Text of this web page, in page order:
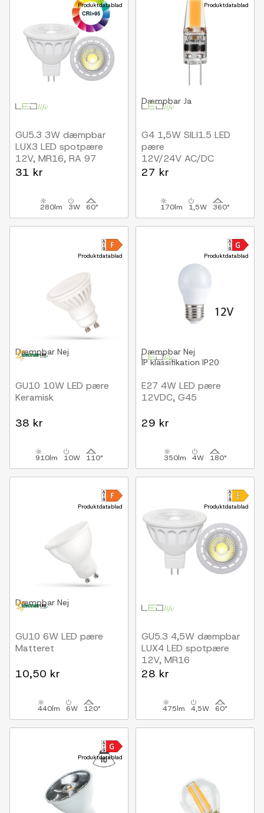
Produktdatablad
GU5.3 3W dæmpbar
LUX3 LED spotpære
12V, MR16, RA 97
31 kr
280lm 3W 60°
Produktdatablad
Dæmpbar Ja
G4 1,5W SILI1.5 LED
pære
12V/24V AC/DC
27 kr
170lm 1,5W 360°
Produktdatablad
Dæmpbar Nej
GU10 10W LED pære
Keramisk
38 kr
910lm 10W 110°
Produktdatablad
Dæmpbar Nej
IP klassifikation IP20
E27 4W LED pære
12VDC, G45
29 kr
350lm 4W 180°
Produktdatablad
Dæmpbar Nej
GU10 6W LED pære
Matteret
10,50 kr
440lm 6W 120°
Produktdatablad
GU5.3 4,5W dæmpbar
LUX4 LED spotpære
12V, MR16
28 kr
475lm 4,5W 60°
Produktdatablad